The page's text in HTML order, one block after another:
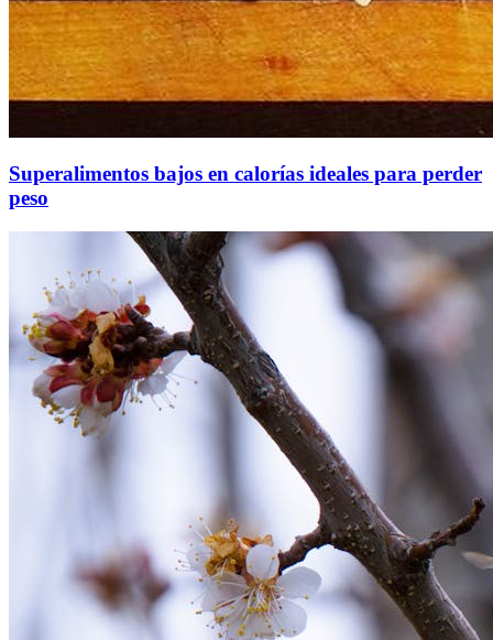
Superalimentos bajos en calorías ideales para perder
peso